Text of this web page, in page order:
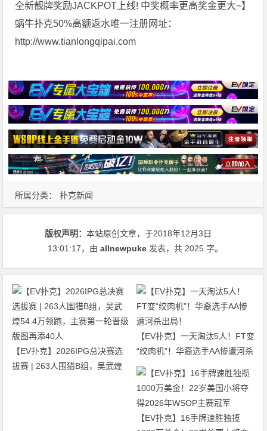
全新靓牌奖励JACKPOT上线! 中奖概率更高奖金更大~】
蜗牛扑克50%高额返水唯一注册网址：
http://www.tianlongqipai.com
所属分类： 扑克新闻
版权声明：本站原创文章，于2018年12月3日
13:01:17，由allnewpuke 发表，共 2025 字。
【EV扑克】2026IPG总决赛选
拔赛 | 263人围猎B组，吴武煌
【EV扑克】一天淘汰5人！FT变
“绞肉机”！华裔选手AA惨遭河杀
出局！
【EV扑克】16手牌速胜独揽